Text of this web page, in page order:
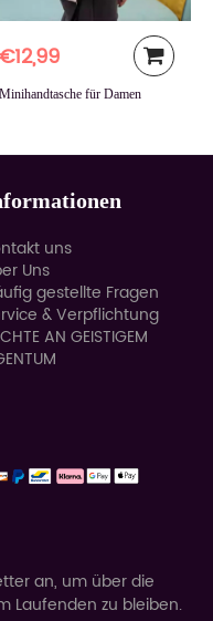
€12,99
Minihandtasche für Damen
uns
Uns
gestellte Fragen
& Verpflichtung
AN GEISTIGEM
an, um über die
Laufenden zu bleiben.